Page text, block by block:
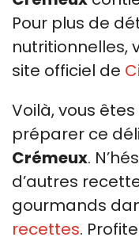
Pour plus de
nutritionnelles,
site officiel de
Voilà, vous
préparer ce
Crémeux.
d’autres
gourmands
recettes.